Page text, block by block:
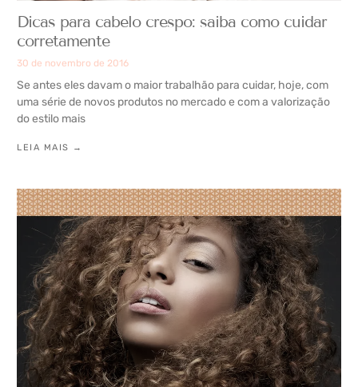
Dicas para cabelo crespo: saiba como cuidar
corretamente
30 de novembro de 2016
Se antes eles davam o maior trabalhão para cuidar, hoje, com
uma série de novos produtos no mercado e com a valorização
do estilo mais
LEIA MAIS →